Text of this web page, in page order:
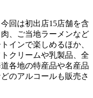
回は初出店15店舗を含
、ご当地ラーメンなど
インで楽しめるほか、
クリームや乳製品、全
各地の特産品や名産品
のアルコールも販売さ